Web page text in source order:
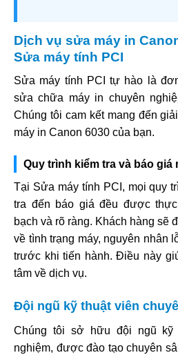
Dịch vụ sửa máy in
Sửa máy tính PCI
Sửa máy tính PCI tự hào là
sửa chữa máy in chuyên
Chúng tôi cam kết mang đến
máy in Canon 6030 của bạn.
Quy trình kiểm tra và báo giá
Tại Sửa máy tính PCI, mọi quy
tra đến báo giá đều được
bạch và rõ ràng. Khách hàng sẽ
về tình trạng máy, nguyên nhân
trước khi tiến hành. Điều này
tâm về dịch vụ.
Đội ngũ kỹ thuật viên
Chúng tôi sở hữu đội ngũ kỹ
nghiệm, được đào tạo chuyên